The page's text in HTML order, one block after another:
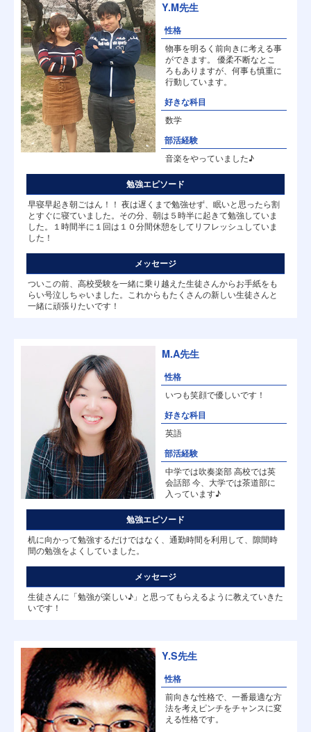
Y.M先生
性格
物事を明るく前向きに考える事
ができます。 優柔不断なとこ
ろもありますが、何事も慎重に
行動しています。
好きな科目
数学
部活経験
音楽をやっていました♪
勉強エピソード
早寝早起き朝ごはん！！ 夜は遅くまで勉強せず、眠いと思ったら割
とすぐに寝ていました。その分、朝は５時半に起きて勉強していま
した。１時間半に１回は１０分間休憩をしてリフレッシュしていま
した！
メッセージ
ついこの前、高校受験を一緒に乗り越えた生徒さんからお手紙をも
らい号泣しちゃいました。これからもたくさんの新しい生徒さんと
一緒に頑張りたいです！
M.A先生
性格
いつも笑顔で優しいです！
好きな科目
英語
部活経験
中学では吹奏楽部 高校では英
会話部 今、大学では茶道部に
入っています♪
勉強エピソード
机に向かって勉強するだけではなく、通勤時間を利用して、隙間時
間の勉強をよくしていました。
メッセージ
生徒さんに「勉強が楽しい♪」と思ってもらえるように教えていきた
いです！
Y.S先生
性格
前向きな性格で、一番最適な方
法を考えピンチをチャンスに変
える性格です。